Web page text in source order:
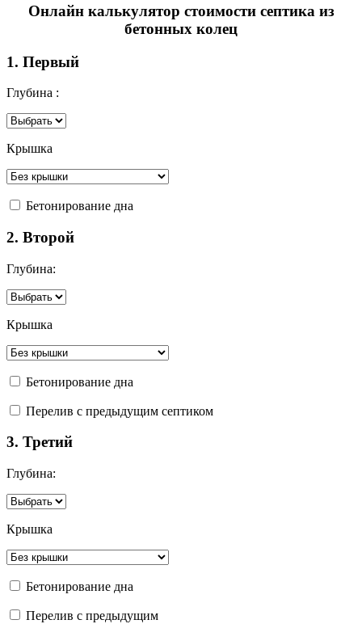
Онлайн калькулятор стоимости септика из
бетонных колец
1. Первый
Глубина :
Крышка
Бетонирование дна
2. Второй
Глубина:
Крышка
Бетонирование дна
Перелив с предыдущим септиком
3. Третий
Глубина:
Крышка
Бетонирование дна
Перелив с предыдущим